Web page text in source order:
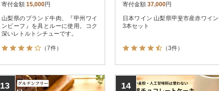
寄付金額 15,000円
山梨県のブランド牛肉、『甲州ワイ
ンビーフ』を具とルーに使用。コク
深いレトルトシチューです。
（7件）
寄付金額 37,000円
日本ワイン 山梨県甲斐市産赤ワイン
3本セット
（3件）
13 14